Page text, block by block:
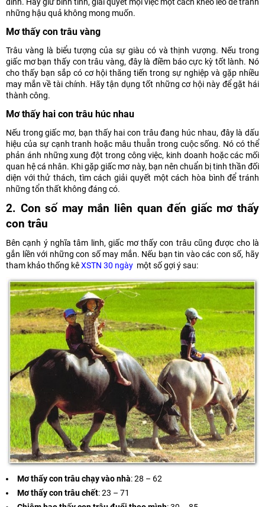
những hậu quả không mong muốn.
Mơ thấy con trâu vàng
Trâu vàng là biểu tượng của sự giàu có và thịnh vượng. Nếu trong
giấc mơ bạn thấy con trâu vàng, đây là điềm báo cực kỳ tốt lành. Nó
cho thấy bạn sắp có cơ hội thăng tiến trong sự nghiệp và gặp nhiều
may mắn về tài chính. Hãy tận dụng tốt những cơ hội này để gặt hái
thành công.
Mơ thấy hai con trâu húc nhau
Nếu trong giấc mơ, bạn thấy hai con trâu đang húc nhau, đây là dấu
hiệu của sự cạnh tranh hoặc mâu thuẫn trong cuộc sống. Nó có thể
phản ánh những xung đột trong công việc, kinh doanh hoặc các mối
quan hệ cá nhân. Khi gặp giấc mơ này, bạn nên chuẩn bị tinh thần đối
diện với thử thách, tìm cách giải quyết một cách hòa bình để tránh
những tổn thất không đáng có.
2. Con số may mắn liên quan đến giấc mơ thấy
con trâu
Bên cạnh ý nghĩa tâm linh, giấc mơ thấy con trâu cũng được cho là
gắn liền với những con số may mắn. Nếu bạn tin vào các con số, hãy
tham khảo thống kêXSTN 30 ngày một số gợi ý sau:
Mơ thấy con trâu chạy vào nhà: 28 – 62
Mơ thấy con trâu chết: 23 – 71